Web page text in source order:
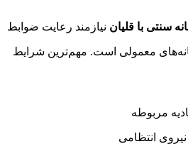
سنتی با قلیان نیازمند رعایت ضوابط
معمولی است. مهم‌ترین شرایط
مربوطه
نیروی انتظامی